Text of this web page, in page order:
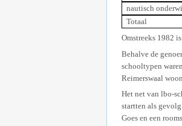
nautisch
Totaal
Omstreeks 1982
Behalve de
schooltypen
Reimerswaal
Het net van lbo-
startten als
Goes en een